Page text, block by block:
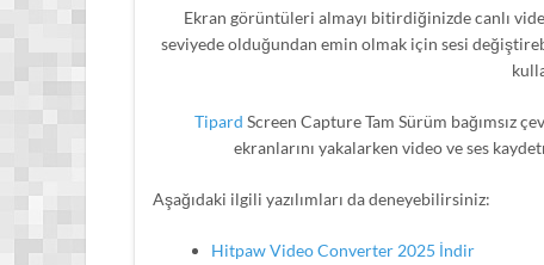
Ekran görüntüleri almayı bitirdiğinizde canlı
seviyede olduğundan emin olmak için sesi
Tipard Screen Capture Tam Sürüm bağımsız
ekranlarını yakalarken video ve ses
Aşağıdaki ilgili yazılımları da deneyebilirsiniz:
Hitpaw Video Converter 2025 İndir